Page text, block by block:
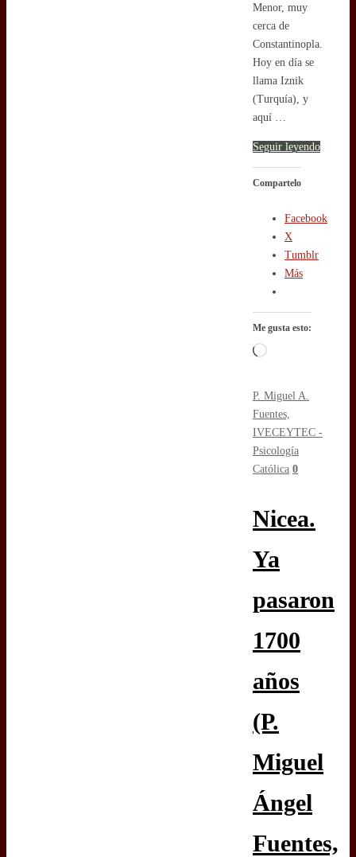
Menor, muy
cerca de
Constantinopla.
Hoy en día se
llama Iznik
(Turquía), y
aquí …
Seguir leyendo
Compartelo
Facebook
X
Tumblr
Más
Me gusta esto:
Cargando...
P. Miguel A.
Fuentes,
IVECEYTEC -
Psicología
Católica 0
Nicea.
Ya
pasaron
1700
años
(P.
Miguel
Ángel
Fuentes,